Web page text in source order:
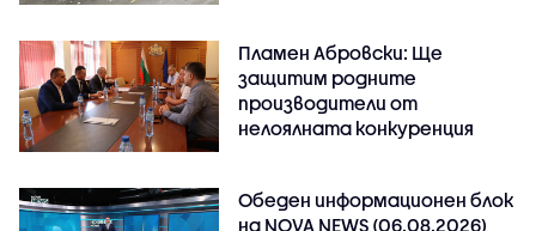
Пламен Абровски: Ще
защитим родните
производители от
нелоялната конкуренция
Обеден информационен блок
на NOVA NEWS (06.08.2026)